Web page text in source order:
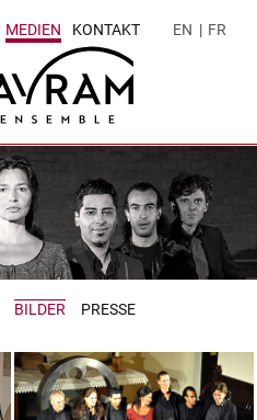
MEDIEN KONTAKT EN | FR
BILDER PRESSE